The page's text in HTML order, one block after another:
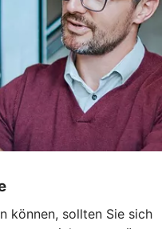
können, sollten Sie sich